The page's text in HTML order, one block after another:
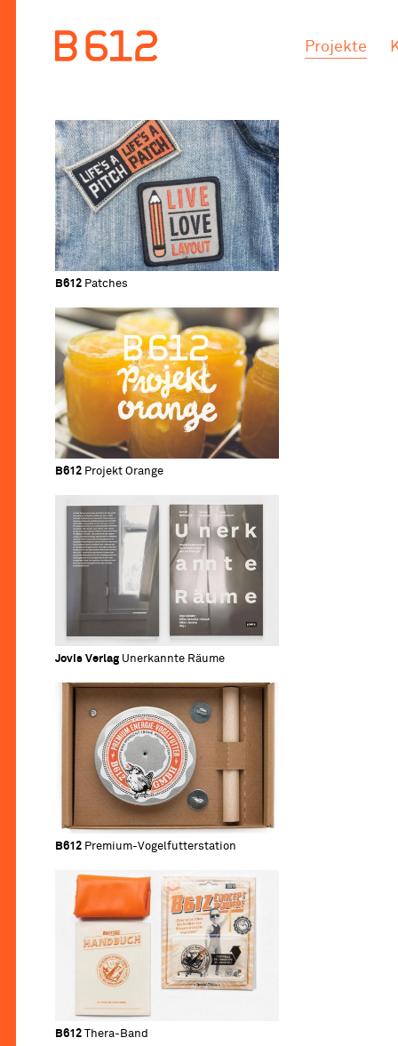
Projekte
B612 Patches
B612 Projekt Orange
Jovis Verlag Unerkannte Räume
B612 Premium-Vogelfutterstation
B612 Thera-Band